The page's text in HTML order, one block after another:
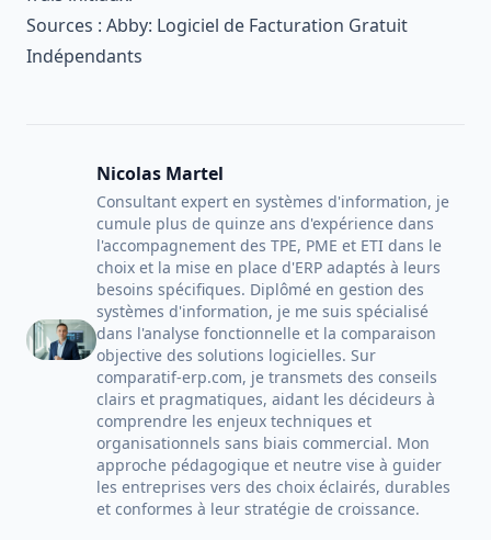
Sources : Abby: Logiciel de Facturation Gratuit
Indépendants
Nicolas Martel
Consultant expert en systèmes d'information, je
cumule plus de quinze ans d'expérience dans
l'accompagnement des TPE, PME et ETI dans le
choix et la mise en place d'ERP adaptés à leurs
besoins spécifiques. Diplômé en gestion des
systèmes d'information, je me suis spécialisé
dans l'analyse fonctionnelle et la comparaison
objective des solutions logicielles. Sur
comparatif-erp.com, je transmets des conseils
clairs et pragmatiques, aidant les décideurs à
comprendre les enjeux techniques et
organisationnels sans biais commercial. Mon
approche pédagogique et neutre vise à guider
les entreprises vers des choix éclairés, durables
et conformes à leur stratégie de croissance.